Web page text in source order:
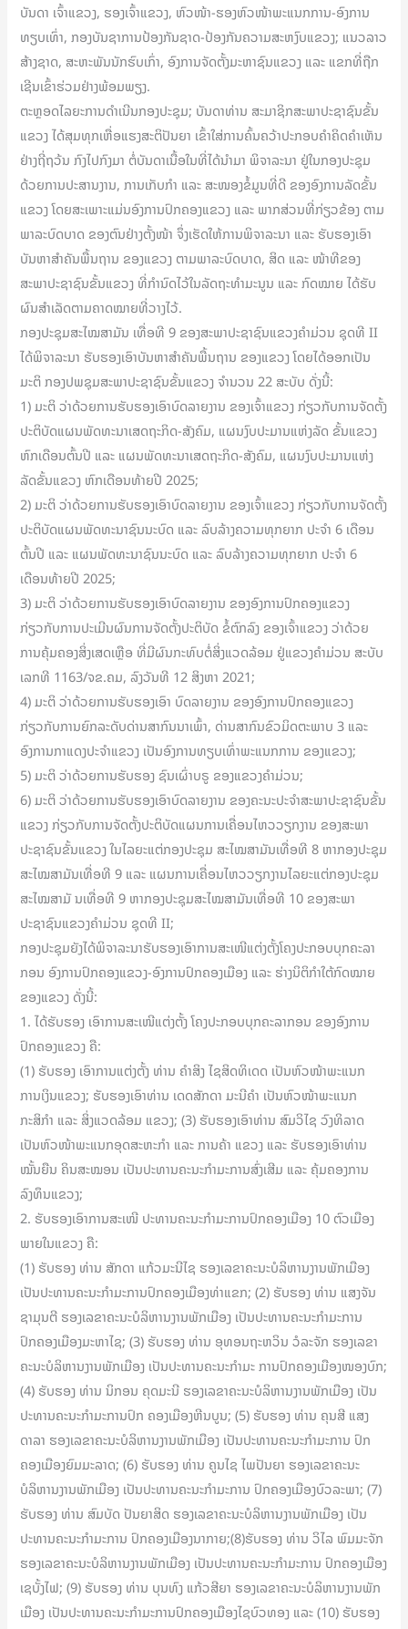
ບັນດາ ເຈົ້າແຂວງ, ຮອງເຈົ້າແຂວງ, ຫົວໜ້າ-ຮອງຫົວໜ້າພະແນກການ-ອົງການ
ທຽບເທົ່າ, ກອງບັນຊາການປ້ອງກັນຊາດ-ປ້ອງກັນຄວາມສະຫງົບແຂວງ; ແນວລາວ
ສ້າງຊາດ, ສະຫະພັນນັກຮົບເກົ່າ, ອົງການຈັດຕັ້ງມະຫາຊົນແຂວງ ແລະ ແຂກທີ່ຖືກ
ເຊີນເຂົ້າຮ່ວມຢ່າງພ້ອມພຽງ.
ຕະຫຼອດໄລຍະການດໍາເນີນກອງປະຊຸມ; ບັນດາທ່ານ ສະມາຊິກສະພາປະຊາຊົນຂັ້ນ
ແຂວງ ໄດ້ສຸມທຸກເຫື່ອແຮງສະຕິປັນຍາ ເຂົ້າໃສ່ການຄົ້ນຄວ້າປະກອບຄໍາຄິດຄໍາເຫັນ
ຢ່າງຖີ່ຖວ້ນ ກົງໄປກົງມາ ຕໍ່ບັນດາເນື້ອໃນທີ່ໄດ້ນໍາມາ ພິຈາລະນາ ຢູ່ໃນກອງປະຊຸມ
ດ້ວຍການປະສານງານ, ການເກັບກໍາ ແລະ ສະໜອງຂໍ້ມູນທີ່ດີ ຂອງອົງການລັດຂັ້ນ
ແຂວງ ໂດຍສະເພາະແມ່ນອົງການປົກຄອງແຂວງ ແລະ ພາກສ່ວນທີ່ກ່ຽວຂ້ອງ ຕາມ
ພາລະບົດບາດ ຂອງຕົນຢ່າງຕັ້ງໜ້າ ຈຶ່ງເຮັດໃຫ້ການພິຈາລະນາ ແລະ ຮັບຮອງເອົາ
ບັນຫາສໍາຄັນພື້ນຖານ ຂອງແຂວງ ຕາມພາລະບົດບາດ, ສິດ ແລະ ໜ້າທີຂອງ
ສະພາປະຊາຊົນຂັ້ນແຂວງ ທີ່ກໍານົດໄວ້ໃນລັດຖະທໍາມະນູນ ແລະ ກົດໝາຍ ໄດ້ຮັບ
ຜົນສໍາເລັດຕາມຄາດໝາຍທີ່ວາງໄວ້.
ກອງປະຊຸມສະໄໝສາມັນ ເທື່ອທີ 9 ຂອງສະພາປະຊາຊົນແຂວງຄຳມ່ວນ ຊຸດທີ II
ໄດ້ພິຈາລະນາ ຮັບຮອງເອົາບັນຫາສໍາຄັນພື້ນຖານ ຂອງແຂວງ ໂດຍໄດ້ອອກເປັນ
ມະຕິ ກອງປພຊຸມສະພາປະຊາຊົນຂັ້ນແຂວງ ຈໍານວນ 22 ສະບັບ ດັ່ງນີ້:
1) ມະຕິ ວ່າດ້ວຍການຮັບຮອງເອົາບົດລາຍງານ ຂອງເຈົ້າແຂວງ ກ່ຽວກັບການຈັດຕັ້ງ
ປະຕິບັດແຜນພັດທະນາເສດຖະກິດ-ສັງຄົມ, ແຜນງົບປະມານແຫ່ງລັດ ຂັ້ນແຂວງ
ຫົກເດືອນຕົ້ນປີ ແລະ ແຜນພັດທະນາເສດຖະກິດ-ສັງຄົມ, ແຜນງົບປະມານແຫ່ງ
ລັດຂັ້ນແຂວງ ຫົກເດືອນທ້າຍປີ 2025;
2) ມະຕິ ວ່າດ້ວຍການຮັບຮອງເອົາບົດລາຍງານ ຂອງເຈົ້າແຂວງ ກ່ຽວກັບການຈັດຕັ້ງ
ປະຕິບັດແຜນພັດທະນາຊົນນະບົດ ແລະ ລົບລ້າງຄວາມທຸກຍາກ ປະຈຳ 6 ເດືອນ
ຕົ້ນປີ ແລະ ແຜນພັດທະນາຊົນນະບົດ ແລະ ລົບລ້າງຄວາມທຸກຍາກ ປະຈຳ 6
ເດືອນທ້າຍປີ 2025;
3) ມະຕິ ວ່າດ້ວຍການຮັບຮອງເອົາບົດລາຍງານ ຂອງອົງການປົກຄອງແຂວງ
ກ່ຽວກັບການປະເມີນຜົນການຈັດຕັ້ງປະຕິບັດ ຂໍ້ຕົກລົງ ຂອງເຈົ້າແຂວງ ວ່າດ້ວຍ
ການຄຸ້ມຄອງສິ່ງເສດເຫຼືອ ທີ່ມີຜົນກະທົບຕໍ່ສິ່ງແວດລ້ອມ ຢູ່ແຂວງຄຳມ່ວນ ສະບັບ
ເລກທີ 1163/ຈຂ.ຄມ, ລົງວັນທີ 12 ສິງຫາ 2021;
4) ມະຕິ ວ່າດ້ວຍການຮັບຮອງເອົາ ບົດລາຍງານ ຂອງອົງການປົກຄອງແຂວງ
ກ່ຽວກັບການຍົກລະດັບດ່ານສາກົນນາເພົ້າ, ດ່ານສາກົນຂົວມິດຕະພາບ 3 ແລະ
ອົງການກາແດງປະຈຳແຂວງ ເປັນອົງການທຽບເທົ່າພະແນກການ ຂອງແຂວງ;
5) ມະຕິ ວ່າດ້ວຍການຮັບຮອງ ຊົນເຜົ່າບຣູ ຂອງແຂວງຄໍາມ່ວນ;
6) ມະຕິ ວ່າດ້ວຍການຮັບຮອງເອົາບົດລາຍງານ ຂອງຄະນະປະຈຳສະພາປະຊາຊົນຂັ້ນ
ແຂວງ ກ່ຽວກັບການຈັດຕັ້ງປະຕິບັດແຜນການເຄື່ອນໄຫວວຽກງານ ຂອງສະພາ
ປະຊາຊົນຂັ້ນແຂວງ ໃນໄລຍະແຕ່ກອງປະຊຸມ ສະໄໝສາມັນເທື່ອທີ 8 ຫາກອງປະຊຸມ
ສະໄໝສາມັນເທື່ອທີ 9 ແລະ ແຜນການເຄື່ອນໄຫວວຽກງານໄລຍະແຕ່ກອງປະຊຸມ
ສະໄໝສາມັ ນເທື່ອທີ 9 ຫາກອງປະຊຸມສະໄໝສາມັນເທື່ອທີ 10 ຂອງສະພາ
ປະຊາຊົນແຂວງຄໍາມ່ວນ ຊຸດທີ II;
ກອງປະຊຸມຍັງໄດ້ພິຈາລະນາຮັບຮອງເອົາການສະເໜີແຕ່ງຕັ້ງໂຄງປະກອບບຸກຄະລາ
ກອນ ອົງການປົກຄອງແຂວງ-ອົງການປົກຄອງເມືອງ ແລະ ຮ່າງນິຕິກໍາໃຕ້ກົດໝາຍ
ຂອງແຂວງ ດັ່ງນີ້:
1. ໄດ້ຮັບຮອງ ເອົາການສະເໜີແຕ່ງຕັ້ງ ໂຄງປະກອບບຸກຄະລາກອນ ຂອງອົງການ
ປົກຄອງແຂວງ ຄື:
(1) ຮັບຮອງ ເອົາການແຕ່ງຕັ້ງ ທ່ານ ຄຳສິງ ໄຊສິດທິເດດ ເປັນຫົວໜ້າພະແນກ
ການເງິນແຂວງ; ຮັບຮອງເອົາທ່ານ ເດດສັກດາ ມະນີຄຳ ເປັນຫົວໜ້າພະແນກ
ກະສິກຳ ແລະ ສິ່ງແວດລ້ອມ ແຂວງ; (3) ຮັບຮອງເອົາທ່ານ ສົມວິໄຊ ວົງທິລາດ
ເປັນຫົວໜ້າພະແນກອຸດສະຫະກຳ ແລະ ການຄ້າ ແຂວງ ແລະ ຮັບຮອງເອົາທ່ານ
ໝັ້ນຍືນ ຄິນສະໝອນ ເປັນປະທານຄະນະກຳມະການສົ່ງເສີມ ແລະ ຄຸ້ມຄອງການ
ລົງທຶນແຂວງ;
2. ຮັບຮອງເອົາການສະເໜີ ປະທານຄະນະກຳມະການປົກຄອງເມືອງ 10 ຕົວເມືອງ
ພາຍໃນແຂວງ ຄື:
(1) ຮັບຮອງ ທ່ານ ສັກດາ ແກ້ວມະນີໄຊ ຮອງເລຂາຄະນະບໍລິຫານງານພັກເມືອງ
ເປັນປະທານຄະນະກຳມະການປົກຄອງເມືອງທ່າແຂກ; (2) ຮັບຮອງ ທ່ານ ແສງຈັນ
ຊາມຸນຕີ ຮອງເລຂາຄະນະບໍລິຫານງານພັກເມືອງ ເປັນປະທານຄະນະກຳມະການ
ປົກຄອງເມືອງມະຫາໄຊ; (3) ຮັບຮອງ ທ່ານ ອຸທອນຖະຫວິນ ວໍລະຈັກ ຮອງເລຂາ
ຄະນະບໍລິຫານງານພັກເມືອງ ເປັນປະທານຄະນະກຳມະ ການປົກຄອງເມືອງໜອງບົກ;
(4) ຮັບຮອງ ທ່ານ ນິກອນ ຄຸດມະນີ ຮອງເລຂາຄະນະບໍລິຫານງານພັກເມືອງ ເປັນ
ປະທານຄະນະກຳມະການປົກ ຄອງເມືອງຫີນບູນ; (5) ຮັບຮອງ ທ່ານ ຄຸນສີ ແສງ
ດາລາ ຮອງເລຂາຄະນະບໍລິຫານງານພັກເມືອງ ເປັນປະທານຄະນະກຳມະການ ປົກ
ຄອງເມືອງຍົມມະລາດ; (6) ຮັບຮອງ ທ່ານ ຄູນໄຊ ໄພປັນຍາ ຮອງເລຂາຄະນະ
ບໍລິຫານງານພັກເມືອງ ເປັນປະທານຄະນະກຳມະການ ປົກຄອງເມືອງບົວລະພາ; (7)
ຮັບຮອງ ທ່ານ ສົມບັດ ປັນຍາສິດ ຮອງເລຂາຄະນະບໍລິຫານງານພັກເມືອງ ເປັນ
ປະທານຄະນະກຳມະການ ປົກຄອງເມືອງນາກາຍ;(8)ຮັບຮອງ ທ່ານ ວິໄລ ພົມມະຈັກ
ຮອງເລຂາຄະນະບໍລິຫານງານພັກເມືອງ ເປັນປະທານຄະນະກຳມະການ ປົກຄອງເມືອງ
ເຊບັ້ງໄຟ; (9) ຮັບຮອງ ທ່ານ ບຸນທົງ ແກ້ວສີຍາ ຮອງເລຂາຄະນະບໍລິຫານງານພັກ
ເມືອງ ເປັນປະທານຄະນະກຳມະການປົກຄອງເມືອງໄຊບົວທອງ ແລະ (10) ຮັບຮອງ